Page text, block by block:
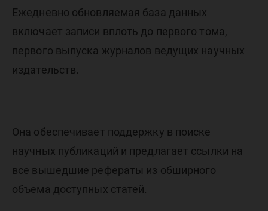
Ежедневно обновляемая база данных
включает записи вплоть до первого тома,
первого выпуска журналов ведущих научных
издательств.
Она обеспечивает поддержку в поиске
научных публикаций и предлагает ссылки на
все вышедшие рефераты из обширного
объема доступных статей.